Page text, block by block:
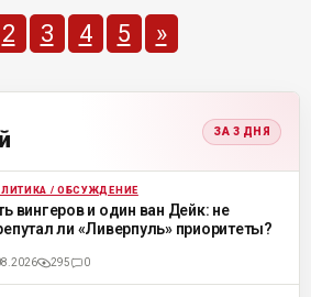
2 3 4 5 »
ЗА 3 ДНЯ
/ ОБСУЖДЕНИЕ
вингеров и один ван Дейк: не
ли «Ливерпуль» приоритеты?
295 0